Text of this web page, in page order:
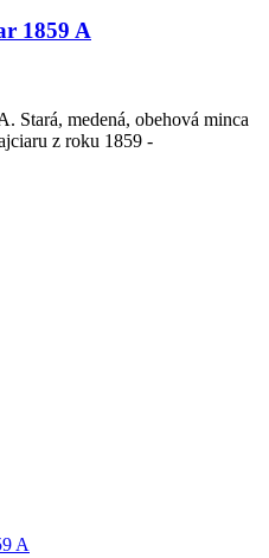
1859 A
Stará, medená, obehová minca
z roku 1859 -